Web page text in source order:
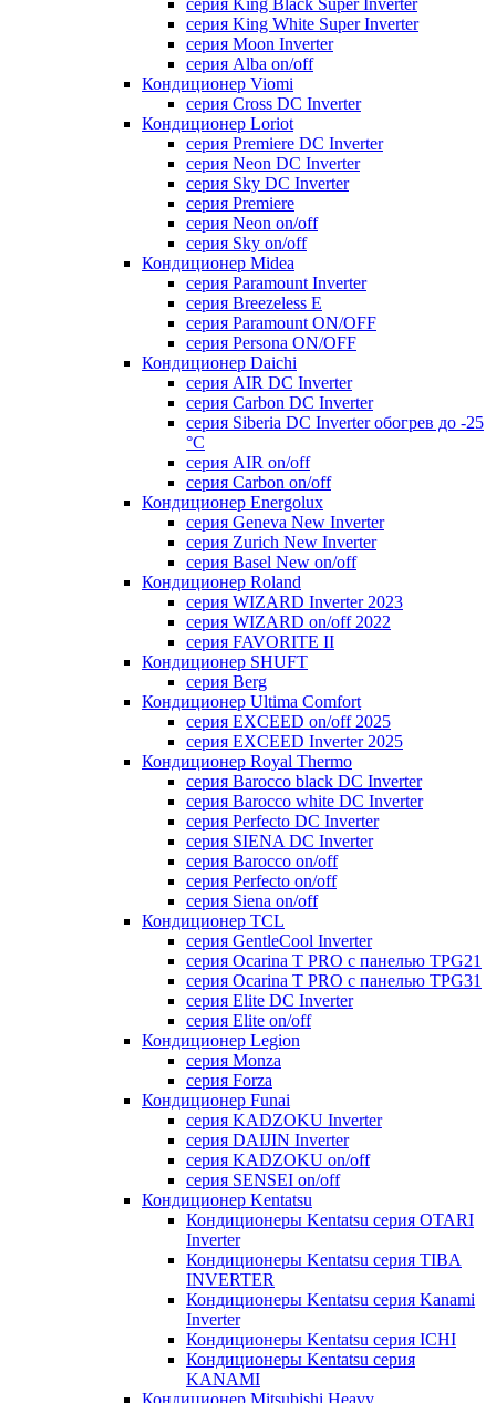
серия King Black Super Inverter
серия King White Super Inverter
серия Moon Inverter
серия Alba on/off
Кондиционер Viomi
серия Cross DC Inverter
Кондиционер Loriot
серия Premiere DC Inverter
серия Neon DC Inverter
серия Sky DC Inverter
серия Premiere
серия Neon on/off
серия Sky on/off
Кондиционер Midea
серия Paramount Inverter
серия Breezeless E
серия Paramount ON/OFF
серия Persona ON/OFF
Кондиционер Daichi
серия AIR DC Inverter
серия Carbon DC Inverter
серия Siberia DC Inverter обогрев до -25
°С
серия AIR on/off
серия Carbon on/off
Кондиционер Energolux
серия Geneva New Inverter
серия Zurich New Inverter
серия Basel New on/off
Кондиционер Roland
серия WIZARD Inverter 2023
серия WIZARD on/off 2022
серия FAVORITE II
Кондиционер SHUFT
серия Berg
Кондиционер Ultima Comfort
серия EXCEED on/off 2025
серия EXCEED Inverter 2025
Кондиционер Royal Thermo
серия Barocco black DC Inverter
серия Barocco white DC Inverter
серия Perfecto DC Inverter
серия SIENA DC Inverter
серия Barocco on/off
серия Perfecto on/off
серия Siena on/off
Кондиционер TCL
серия GentleCool Inverter
серия Ocarina T PRO c панелью TPG21
серия Ocarina T PRO c панелью TPG31
серия Elite DC Inverter
серия Elite on/off
Кондиционер Legion
серия Monza
серия Forza
Кондиционер Funai
серия KADZOKU Inverter
серия DAIJIN Inverter
серия KADZOKU on/off
серия SENSEI on/off
Кондиционер Kentatsu
Кондиционеры Kentatsu серия OTARI
Inverter
Кондиционеры Kentatsu серия TIBA
INVERTER
Кондиционеры Kentatsu серия Kanami
Inverter
Кондиционеры Kentatsu серия ICHI
Кондиционеры Kentatsu серия
KANAMI
Кондиционер Mitsubishi Heavy